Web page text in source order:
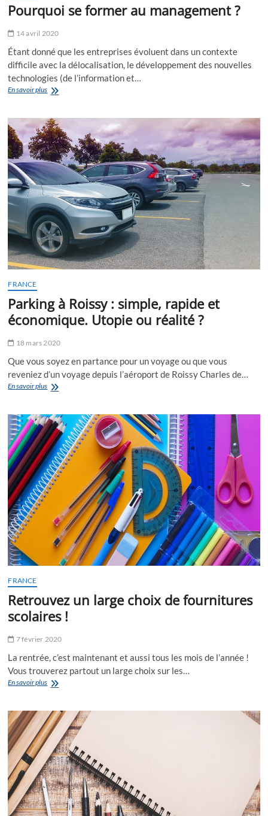
Pourquoi se former au management ?
14 avril 2020
Étant donné que les entreprises évoluent dans un contexte
difficile avec la délocalisation, le développement des nouvelles
technologies (de l’information et…
En savoir plusPourquoi
au
management
?
FRANCE
Parking à Roissy : simple, rapide et
économique. Utopie ou réalité ?
18 mars 2020
Que vous soyez en partance pour un voyage ou que vous
reveniez d’un voyage depuis l’aéroport de Roissy Charles de…
En savoir plusParking
:
simple,
rapide
et
économique.
Utopie
ou
réalité
FRANCE
Retrouvez un large choix de fournitures
scolaires !
7 février 2020
La rentrée, c’est maintenant et aussi tous les mois de l’année !
Vous trouverez partout un large choix sur les…
En savoir plusRetrouvez
choix
de
fournitures
scolaires
!